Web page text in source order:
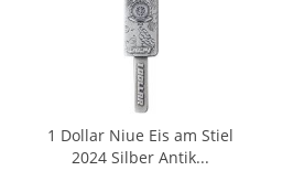
1 Dollar Niue Eis am Stiel
2024 Silber Antik...